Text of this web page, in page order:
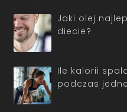
Jaki olej
diecie?
Ile kalorii
podczas